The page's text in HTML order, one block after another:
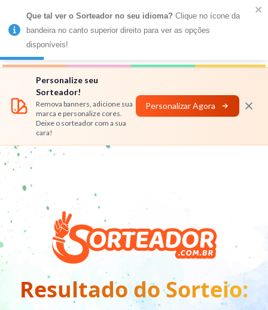
MENU
Números
Personalize seu
Sorteador!
Remova banners, adicione sua
marca e personalize cores.
Deixe o sorteador com a sua
cara!
Personalizar Agora
Resultado do Sorteio:
Que tal ver o Sorteador no seu idioma? Clique no ícone da
bandeira no canto superior direito para ver as opções
disponíveis!